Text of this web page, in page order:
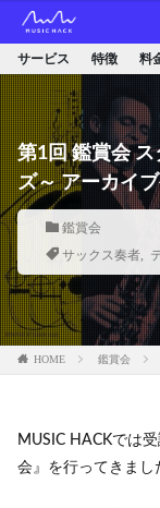
サービス 特徴 料
第1回 鑑賞会
ズ～ アーカイ
鑑賞会
サックス奏者,
HOME 鑑賞会
MUSIC HACKでは
会』を行ってきまし